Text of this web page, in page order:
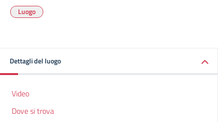
Luogo
Dettagli del luogo
Video
Dove si trova